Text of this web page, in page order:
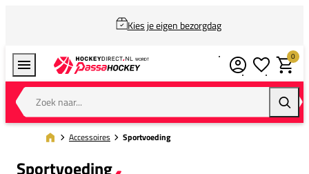
Kies je eigen bezorgdag
Zoek naar...
0
Accessoires Sportvoeding
Sportvoeding